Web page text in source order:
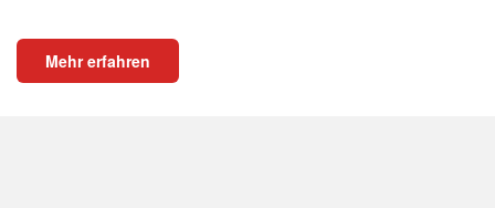
Mehr erfahren